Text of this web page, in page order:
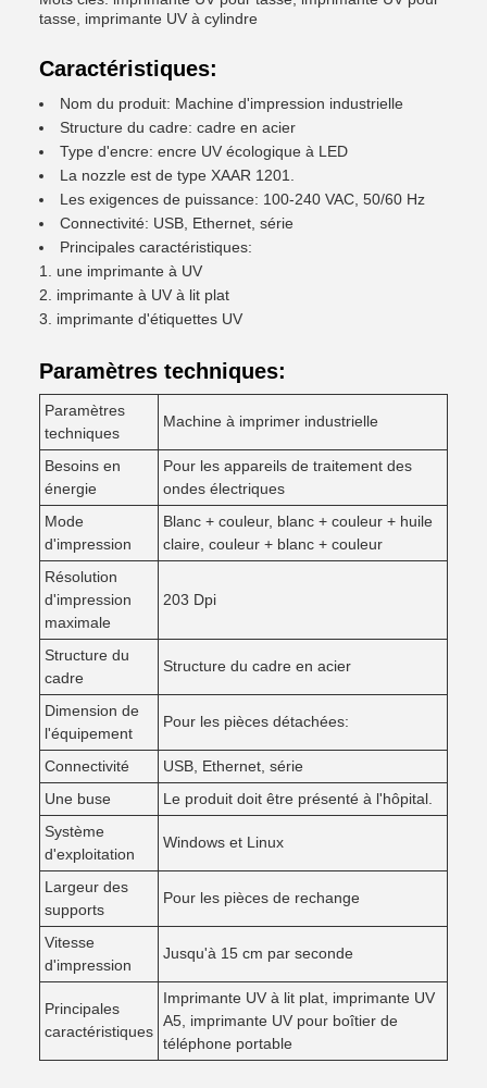
tasse, imprimante UV à cylindre
Caractéristiques:
Nom du produit: Machine d'impression industrielle
Structure du cadre: cadre en acier
Type d'encre: encre UV écologique à LED
La nozzle est de type XAAR 1201.
Les exigences de puissance: 100-240 VAC, 50/60 Hz
Connectivité: USB, Ethernet, série
Principales caractéristiques:
une imprimante à UV
imprimante à UV à lit plat
imprimante d'étiquettes UV
Paramètres techniques:
Paramètres
techniques
Machine à imprimer industrielle
Besoins en
énergie
Pour les appareils de traitement des
ondes électriques
Mode
d'impression
Blanc + couleur, blanc + couleur + huile
claire, couleur + blanc + couleur
Résolution
d'impression
maximale
203 Dpi
Structure du
cadre
Structure du cadre en acier
Dimension de
l'équipement
Pour les pièces détachées:
Connectivité
USB, Ethernet, série
Une buse
Le produit doit être présenté à l'hôpital.
Système
d'exploitation
Windows et Linux
Largeur des
supports
Pour les pièces de rechange
Vitesse
d'impression
Jusqu'à 15 cm par seconde
Principales
caractéristiques
Imprimante UV à lit plat, imprimante UV
A5, imprimante UV pour boîtier de
téléphone portable